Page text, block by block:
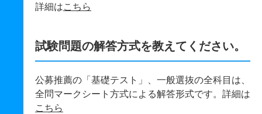
詳細はこちら
試験問題の解答方式を教えてください。
公募推薦の「基礎テスト」、一般選抜の全科目は、
全問マークシート方式による解答形式です。詳細は
こちら